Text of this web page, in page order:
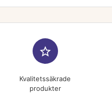
star_border
Kvalitetssäkrade
produkter